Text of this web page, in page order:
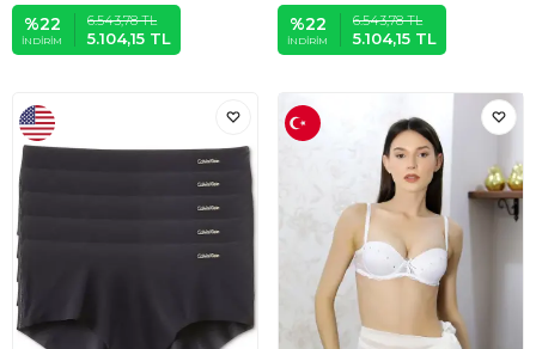
%22
İNDIRIM
6.543,78TL
5.104,15 TL
%22
İNDIRIM
6.543,78TL
5.104,15 TL